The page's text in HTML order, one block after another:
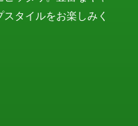
タイルをお楽しみく